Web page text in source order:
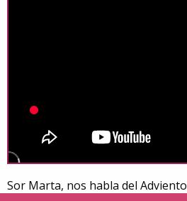
Sor Marta, nos habla del Adviento